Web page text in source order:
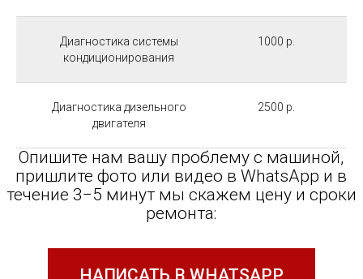
Диагностика системы
кондиционирования
1000 р.
Диагностика дизельного
двигателя
2500 р.